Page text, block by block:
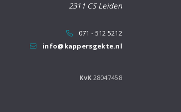
2311 CS Leiden
071 - 512 5212
info@kappersgekte.nl
KvK 28047458